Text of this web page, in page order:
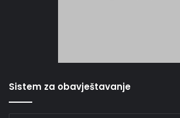
Sistem za obavještavanje